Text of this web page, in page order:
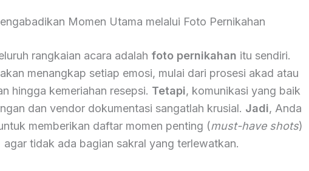
Momen Utama melalui Foto Pernikahan
rangkaian acara adalah foto pernikahan itu sendiri.
menangkap setiap emosi, mulai dari prosesi akad atau
hingga kemeriahan resepsi. Tetapi, komunikasi yang baik
dan vendor dokumentasi sangatlah krusial. Jadi, Anda
memberikan daftar momen penting (must-have shots)
agar tidak ada bagian sakral yang terlewatkan.